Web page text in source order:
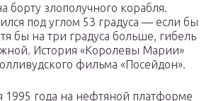
борту злополучного корабля.
под углом 53 градуса — если бы
бы на три градуса больше, гибель
История «Королевы Марии»
фильма «Посейдон».
1995 года на нефтяной платформе